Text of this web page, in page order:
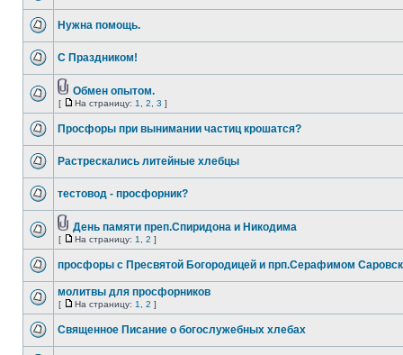
Нужна помощь.
С Праздником!
Обмен опытом.
[ На страницу: 1 2 3 ]
Просфоры при вынимании частиц крошатся?
Растрескались литейные хлебцы
тестовод - просфорник?
День памяти преп.Спиридона и Никодима
[ На страницу: 1 2 ]
просфоры с Пресвятой Богородицей и прп.Серафимом
молитвы для просфорников
[ На страницу: 1 2 ]
Священное Писание о богослужебных хлебах